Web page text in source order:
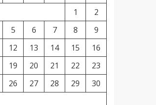
1
2
5 6 7 8
9
12 13 14 15
16
19 20 21 22
23
26 27 28 29
30